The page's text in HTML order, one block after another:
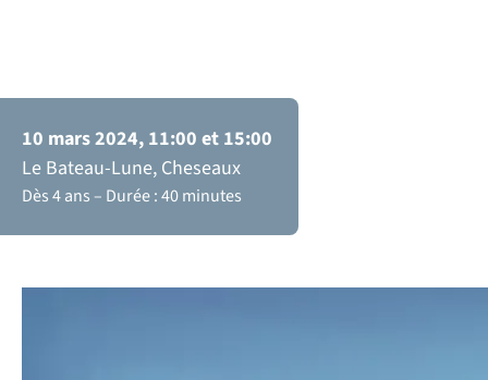
10 mars 2024, 11:00 et 15:00
Le Bateau-Lune, Cheseaux
Dès 4 ans Durée : 40 minutes